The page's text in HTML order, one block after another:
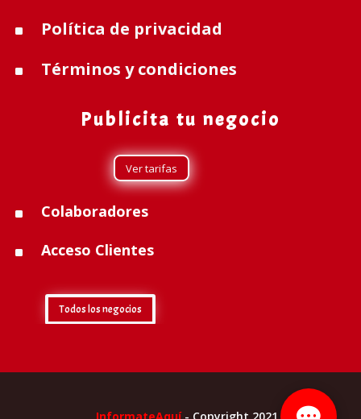
^ Política de privacidad
^ Términos y condiciones
Publicita tu negocio
Ver tarifas
^ Colaboradores
^ Acceso Clientes
Todos los negocios